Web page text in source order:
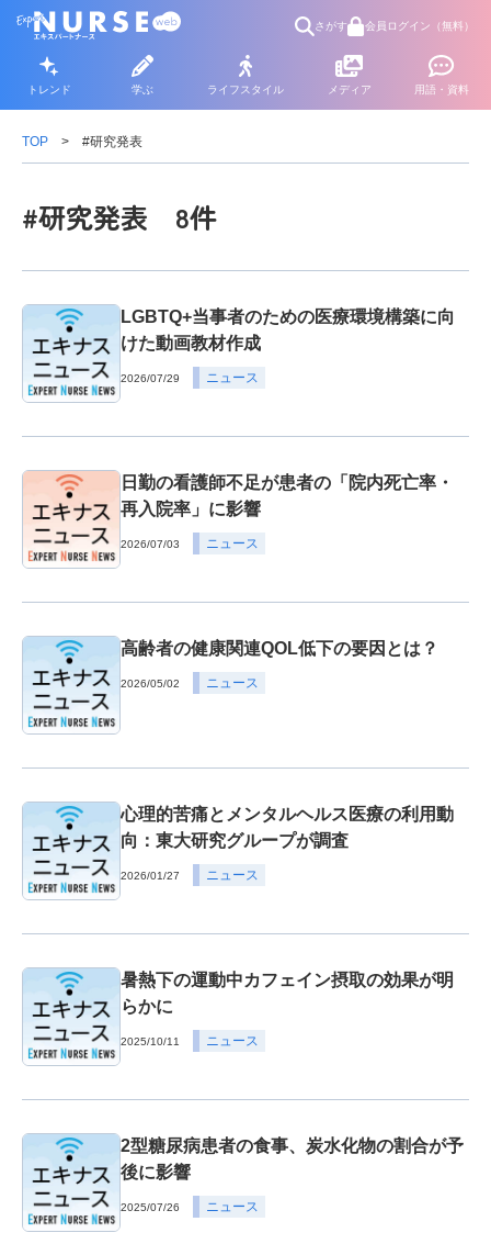
さがす 会員ログイン（無料）
トレンド 学ぶ ライフスタイル メディア 用語・資料
TOP #研究発表
#研究発表 8件
LGBTQ+当事者のための医療環境構築に向
けた動画教材作成
2026/07/29 ニュース
日勤の看護師不足が患者の「院内死亡率・
再入院率」に影響
2026/07/03 ニュース
高齢者の健康関連QOL低下の要因とは？
2026/05/02 ニュース
心理的苦痛とメンタルヘルス医療の利用動
向：東大研究グループが調査
2026/01/27 ニュース
暑熱下の運動中カフェイン摂取の効果が明
らかに
2025/10/11 ニュース
2型糖尿病患者の食事、炭水化物の割合が予
後に影響
2025/07/26 ニュース